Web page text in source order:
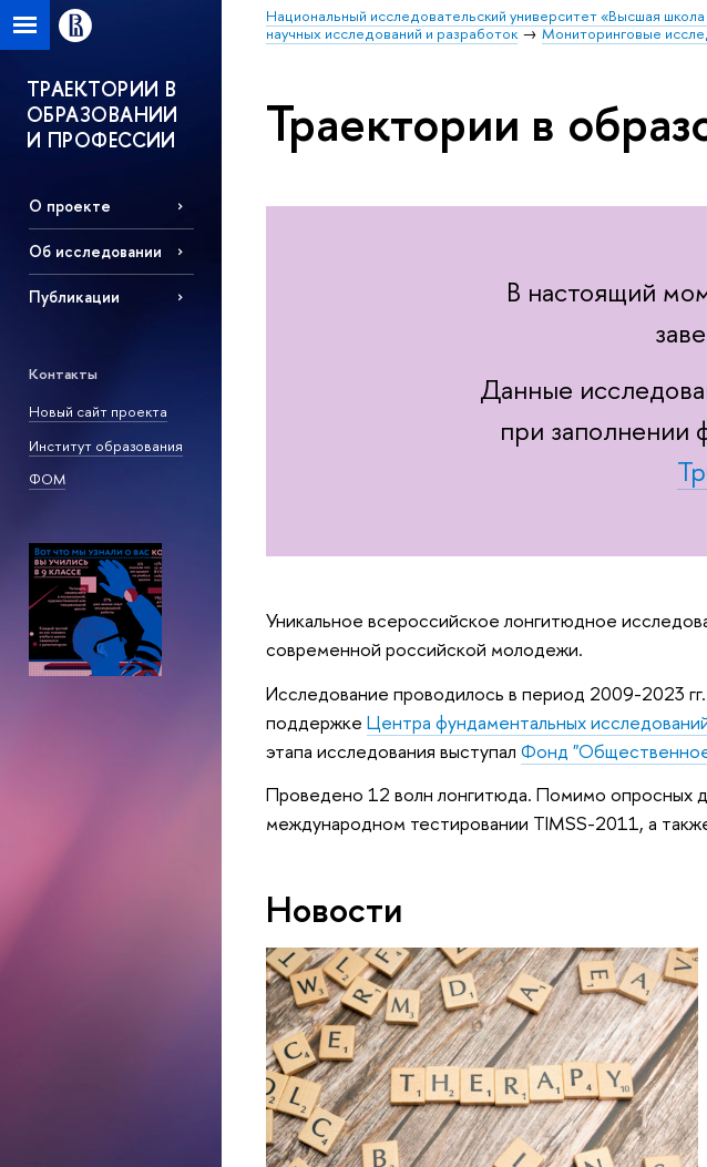
Национальный исследовательский университет «Высшая
научных исследований и разработок
Мониторинговые
ТРАЕКТОРИИ В
ОБРАЗОВАНИИ
И ПРОФЕССИИ
О проекте
Об исследовании
Публикации
Контакты
Новый сайт проекта
Институт образования
ФОМ
Траектории в
В настоящий
Данные
при заполнении
Уникальное всероссийское лонгитюдное
современной российской молодежи.
Исследование проводилось в период 2009-2023
поддержке Центра фундаментальных
этапа исследования выступал Фонд
Проведено 12 волн лонгитюда. Помимо опросных
международном тестировании TIMSS-2011, а
Новости